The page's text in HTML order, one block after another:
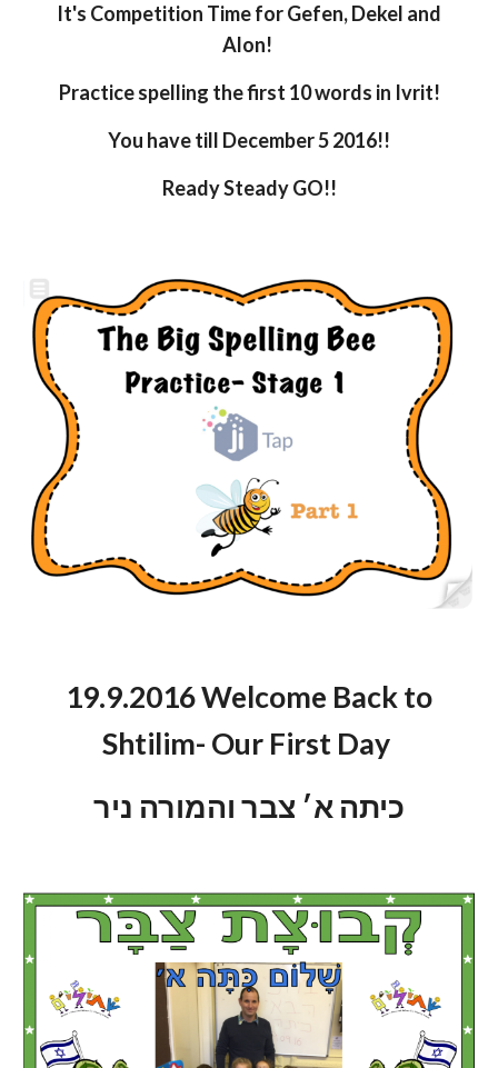
It's Competition Time for Gefen, Dekel and
Alon!
Practice spelling the first 10 words in Ivrit!
You have till December 5 2016!!
Ready Steady GO!!
19.9.2016 Welcome Back to
Shtilim- Our First Day
כיתה א׳ צבר והמורה ניר